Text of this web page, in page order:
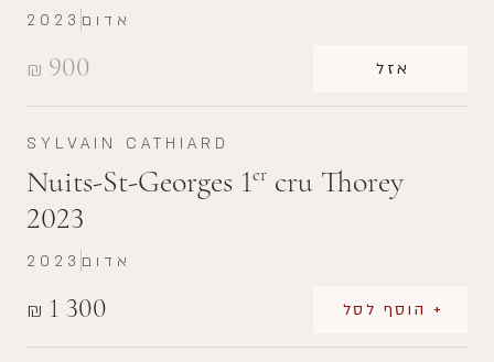
₪ 900 אזל
2023 אדום
SYLVAIN CATHIARD
Nuits-St-Georges 1er cru Thorey
2023
₪ 1 300 + הוסף לסל
2023 אדום